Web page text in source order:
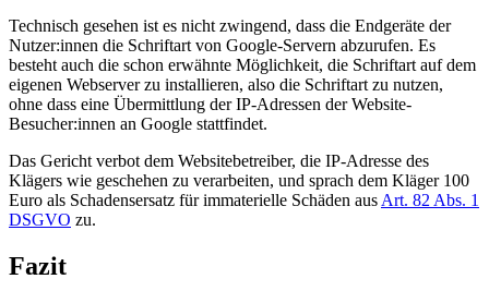
Technisch gesehen ist es nicht zwingend, dass die Endgeräte der
Nutzer:innen die Schriftart von Google-Servern abzurufen. Es
besteht auch die schon erwähnte Möglichkeit, die Schriftart auf dem
eigenen Webserver zu installieren, also die Schriftart zu nutzen,
ohne dass eine Übermittlung der IP-Adressen der Website-
Besucher:innen an Google stattfindet.
Das Gericht verbot dem Websitebetreiber, die IP-Adresse des
Klägers wie geschehen zu verarbeiten, und sprach dem Kläger 100
Euro als Schadensersatz für immaterielle Schäden aus Art. 82 Abs. 1
DSGVO zu.
Fazit